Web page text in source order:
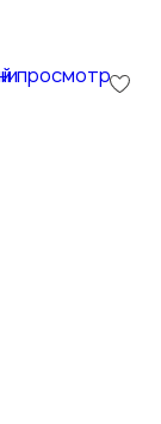
просмотр